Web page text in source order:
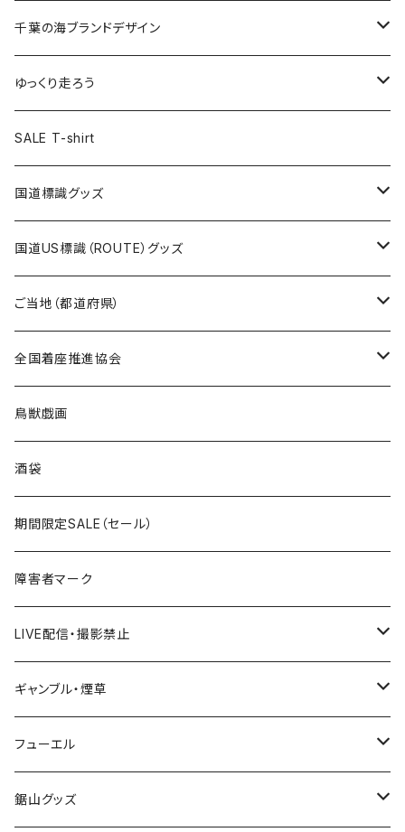
キャップ
トートバッグ
ランチバッグ
エコバッグ
キーホルダー
クリアファイル
缶バッジ
キーホルダー
クリアファイル
缶バッジ54mm
JAGUARさんコラボグッズ
Tシャツ
ステッカー
サコッシュ
ホテルキーホルダー
モーテルキーホルダー
トートバッグ
缶バッジ
クリアファイル
マスク
エコバッグ
千葉ロッテマリーンズコラボ
キャップ
エコバッグ
ステッカー
モーテルキーホルダー
ホテルキーホルダー
トートバッグ
Tシャツ
キャップ
ステッカー
ホテルキーホルダー
千葉の海ブランドデザイン
Tシャツ
キャップ
ステッカー
ゆっくり走ろう
Tシャツ
ステッカー
ホテルキーホルダー
SALE T-shirt
国道標識グッズ
ステッカー
国道0～99号線
国道100～199号線
国道600～699号線
国道700～799号線
Tシャツ
キャップ
国道US標識（ROUTE）グッズ
ステッカー
ROUTE 0～99号線
ROUTE100～199号線
ROUTE600～699号線
ROUTE700～799号線
Tシャツ
ROUTE 0～99号線
ROUTE 100～199号線
ROUTE 600～699号線
ROUTE 700～799号線
キャップ
ROUTE 0～99号線
ROUTE 100～199号線
ROUTE 600～699号線
ROUTE 700～799号線
ご当地（都道府県）
北海道
青森県
岩手県
宮城県
秋田県
Tシャツ
ステッカー
山形県
福島県
茨城県
栃木県
全国着座推進協会
ステッカー
鳥獣戯画
酒袋
期間限定SALE（セール）
障害者マーク
LIVE配信・撮影禁止
LIVE配信禁止
撮影禁止
ギャンブル・煙草
ホテルキーホルダー
たばこ・禁煙ステッカー
フューエル
ステッカー
鋸山グッズ